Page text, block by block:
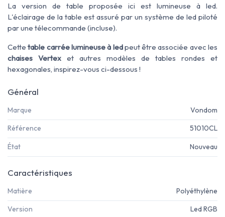
La version de table proposée ici est lumineuse à led.
L'éclairage de la table est assuré par un système de led piloté
par une télecommande (incluse).
Cettetable carrée lumineuse à ledpeut être associée avec les
chaises Vertex et autres modèles de tables rondes et
hexagonales, inspirez-vous ci-dessous !
Général
Marque Vondom
Référence 51010CL
État Nouveau
Caractéristiques
Matière Polyéthylène
Version Led RGB